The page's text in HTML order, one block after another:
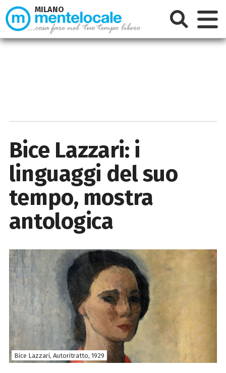
Bice Lazzari: i
linguaggi del suo
tempo, mostra
antologica
Bice Lazzari, Autoritratto, 1929
MILANO